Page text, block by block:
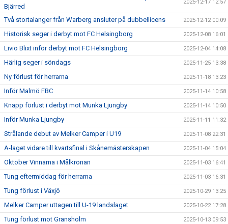
Bjärred
2025-12-17 12:57
Två stortalanger från Warberg ansluter på dubbellicens 2025-12-12 00:09
Historisk seger i derbyt mot FC Helsingborg 2025-12-08 16:01
Livio Blixt inför derbyt mot FC Helsingborg 2025-12-04 14:08
Härlig seger i söndags 2025-11-25 13:38
Ny förlust för herrarna 2025-11-18 13:23
Inför Malmö FBC 2025-11-14 10:58
Knapp förlust i derbyt mot Munka Ljungby 2025-11-14 10:50
Inför Munka Ljungby 2025-11-11 11:32
Strålande debut av Melker Camper i U19 2025-11-08 22:31
A-laget vidare till kvartsfinal i Skånemästerskapen 2025-11-04 15:04
Oktober Vinnarna i Målkronan 2025-11-03 16:41
Tung eftermiddag för herrarna 2025-11-03 16:31
Tung förlust i Växjö 2025-10-29 13:25
Melker Camper uttagen till U-19 landslaget 2025-10-22 17:28
Tung förlust mot Gransholm 2025-10-13 09:53